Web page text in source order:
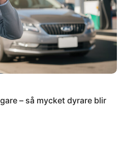
– så mycket dyrare blir